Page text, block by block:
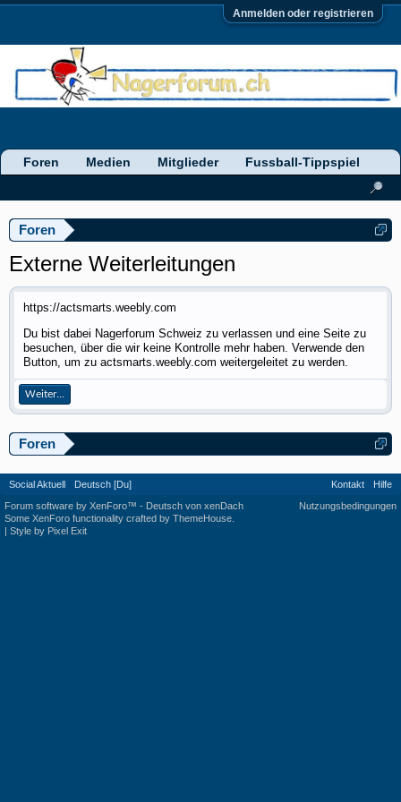
Anmelden oder registrieren
Foren
Externe Weiterleitungen
https://actsmarts.weebly.com
Du bist dabei Nagerforum Schweiz zu verlassen und eine Seite zu
besuchen, über die wir keine Kontrolle mehr haben. Verwende den
Button, um zu actsmarts.weebly.com weitergeleitet zu werden.
Weiter...
Foren
Foren Medien Mitglieder Fussball-Tippspiel
Social Aktuell Deutsch [Du] Kontakt
Hilfe
Nutzungsbedingungen
Forum software by XenForo™ - Deutsch von xenDach
Some XenForo functionality crafted by ThemeHouse
| Style by Pixel Exit